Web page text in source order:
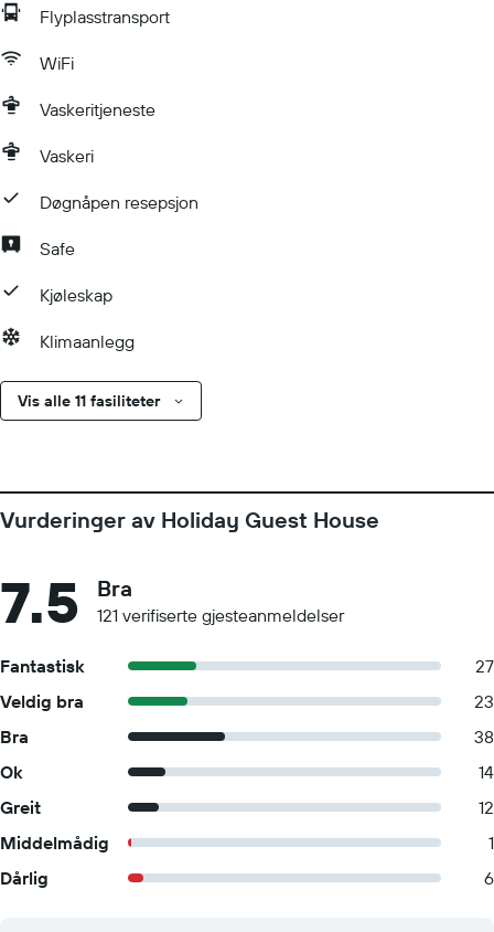
Flyplasstransport
WiFi
Vaskeritjeneste
Vaskeri
Døgnåpen resepsjon
Safe
Kjøleskap
Klimaanlegg
Vis alle 11 fasiliteter
Vurderinger av Holiday Guest House
7.5 Bra
121 verifiserte gjesteanmeldelser
Fantastisk
27
Veldig bra
23
Bra
38
Ok
14
Greit
12
Middelmådig
1
Dårlig
6